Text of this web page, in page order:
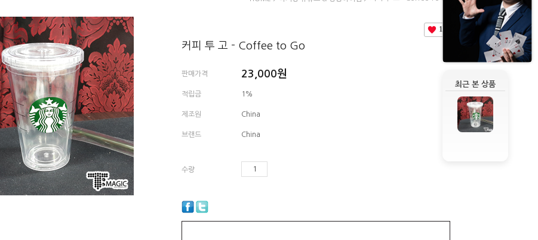
최근 본 상품
11
커피 투 고 - Coffee to Go
판매가격 23,000원
적립금 1%
제조원 China
브랜드 China
수량